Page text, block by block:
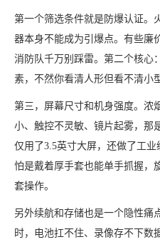
第一个筛选条件就是防爆认证。
器本身不能成为引爆点。有些廉
消防队千万别踩雷。第二个核心
素，不然你看清人形但看不清小
第三，屏幕尺寸和机身强度。浓
小、触控不灵敏、镜片起雾，那
仅用了3.5英寸大屏，还做了工
怕是戴着厚手套也能单手抓握，
套操作。
另外续航和存储也是一个隐性痛
时，电池扛不住、录像存不下数